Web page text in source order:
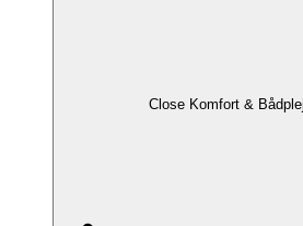
Close Komfort &